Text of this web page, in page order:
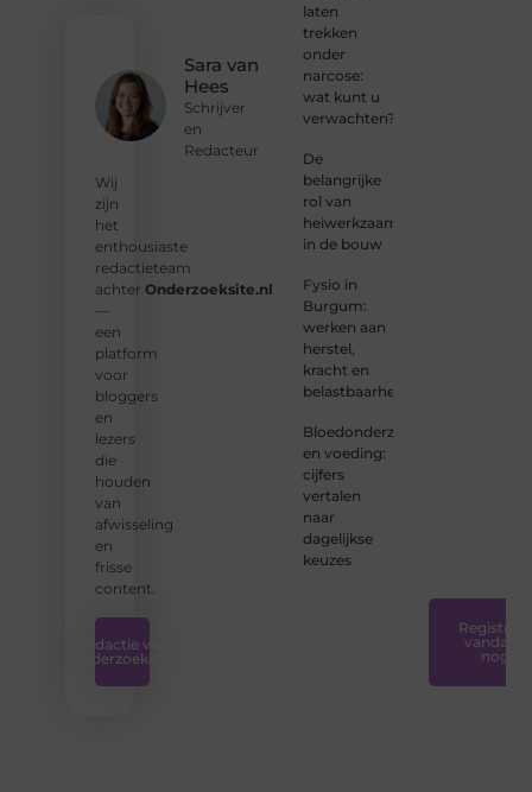
Sara van
Hees
Schrijver
en
Redacteur
Wij
zijn
het
enthousiaste
redactieteam
achter Onderzoeksite.nl
—
een
platform
voor
bloggers
en
lezers
die
houden
van
afwisseling
en
frisse
content.
Redactie van
Onderzoeksite
laten
trekken
onder
narcose:
wat kunt u
verwachten?
De
belangrijke
rol van
heiwerkzaamheden
in de bouw
Fysio in
Burgum:
werken aan
herstel,
kracht en
belastbaarheid
Bloedonderzoek
en voeding:
cijfers
vertalen
naar
dagelijkse
keuzes
Registreer
vandaag
nog